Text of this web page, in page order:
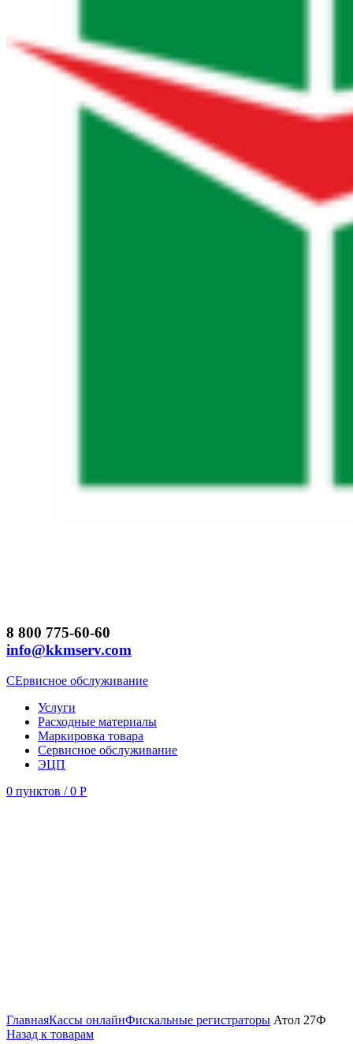
8 800 775-60-60
info@kkmserv.com
СЕрвисное обслуживание
Услуги
Расходные материалы
Маркировка товара
Сервисное обслуживание
ЭЦП
0 пунктов / 0 Р
ГлавнаяКассы онлайнФискальные регистраторы Атол 27Ф
Назад к товарам